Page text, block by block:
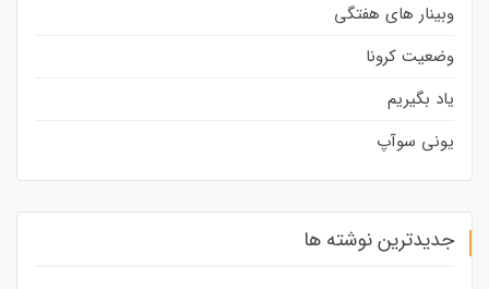
وبینار های هفتگی
وضعیت کرونا
یاد بگیریم
یونی سوآپ
جدیدترین نوشته ها